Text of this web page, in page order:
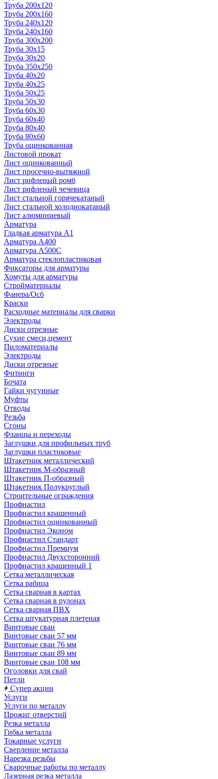
Труба 200x120
Труба 200x160
Труба 240x120
Труба 240x160
Труба 300x200
Труба 30x15
Труба 30x20
Труба 350x250
Труба 40x20
Труба 40x25
Труба 50x25
Труба 50x30
Труба 60x30
Труба 60x40
Труба 80x40
Труба 80x60
Труба оцинкованная
Листовой прокат
Лист оцинкованный
Лист просечно-вытяжной
Лист рифленый ромб
Лист рифленый чечевица
Лист стальной горячекатаный
Лист стальной холоднокатаный
Лист алюминиевый
Арматура
Гладкая арматура А1
Арматура А400
Арматура A500C
Арматура стеклопластиковая
Фиксаторы для арматуры
Хомуты для арматуры
Стройматериалы
Фанера/Осб
Краски
Расходные материалы для сварки
Электроды
Диски отрезные
Сухие смеси,цемент
Пиломатериалы
Электроды
Диски отрезные
Фитинги
Бочата
Гайки чугунные
Муфты
Отводы
Резьба
Сгоны
Фланцы и переходы
Заглушки для профильных труб
Заглушки пластиковые
Штакетник металлический
Штакетник М-образный
Штакетник П-образный
Штакетник Полукруглый
Строительные ограждения
Профнастил
Профнастил крашенный
Профнастил оцинкованный
Профнастил Эконом
Профнастил Стандарт
Профнастил Премиум
Профнастил Двухсторонний
Профнастил крашенный 1
Сетка металлическая
Сетка рабица
Сетка сварная в картах
Сетка сварная в рулонах
Сетка сварная ПВХ
Сетка штукатурная плетеная
Винтовые сваи
Винтовые сваи 57 мм
Винтовые сваи 76 мм
Винтовые сваи 89 мм
Винтовые сваи 108 мм
Оголовки для свай
Петли
Супер акции
Услуги
Услуги по металлу
Прожиг отверстий
Резка металла
Гибка металла
Токарные услуги
Сверление металла
Нарезка резьбы
Сварочные работы по металлу
Лазерная резка металла